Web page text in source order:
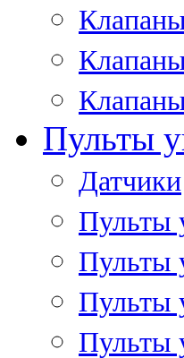
Пульты
Датчики
Пульты
Пульты
Пульты
Пульты